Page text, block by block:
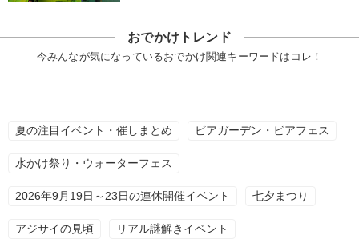
おでかけトレンド
今みんなが気になっているおでかけ関連キーワードはコレ！
夏の注目イベント・催しまとめ ビアガーデン・ビアフェス
水かけ祭り・ウォーターフェス
2026年9月19日～23日の連休開催イベント 七夕まつり
アジサイの見頃 リアル謎解きイベント